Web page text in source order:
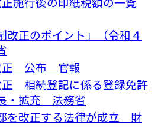
改正のポイント」（令和４
正 公布 官報
正 相続登記に係る登録免許
・拡充 法務省
を改正する法律が成立 財